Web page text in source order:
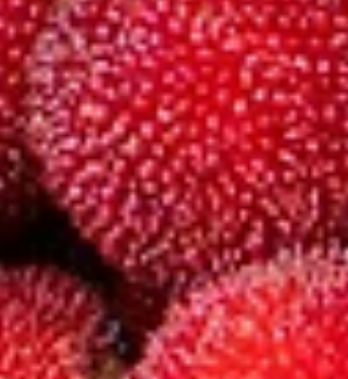
さんの梅をつけてくれた、樹齢40年の梅の樹で
す。 【商品概要】 クラフト梅ソーダ Ice
￥600(税込) ・お持ち帰りも可能です。 ・なくな
り次第終了となります。詳